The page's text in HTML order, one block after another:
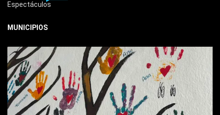
Espectáculos
MUNICIPIOS